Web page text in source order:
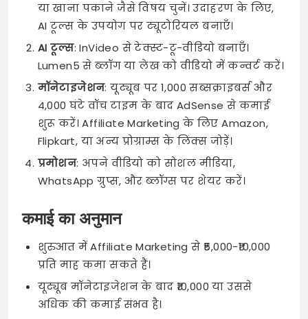
या खाना पकाने जैसे विषय चुनें। उदाहरण के लिए,
AI टूल्स के उपयोग पर ट्यूटोरियल बनाएँ।
AI टूल्स: InVideo से टेक्स्ट-टू-वीडियो बनाएँ।
Lumen5 से ब्लॉग या लेख को वीडियो में कन्वर्ट करें।
मॉनेटाइजेशन: यूट्यूब पर 1,000 सब्सक्राइबर्स और
4,000 घंटे वॉच टाइम के बाद AdSense से कमाई
शुरू करें। Affiliate Marketing के लिए Amazon,
Flipkart, या अन्य प्रोग्राम्स के लिंक्स जोड़ें।
प्रमोशन: अपने वीडियो को सोशल मीडिया,
WhatsApp ग्रुप्स, और ब्लॉग्स पर शेयर करें।
कमाई का अनुमान
शुरुआत में Affiliate Marketing से ₹5,000-₹10,000
प्रति माह कमा सकते हैं।
यूट्यूब मॉनेटाइजेशन के बाद ₹10,000 या उससे
अधिक की कमाई संभव है।